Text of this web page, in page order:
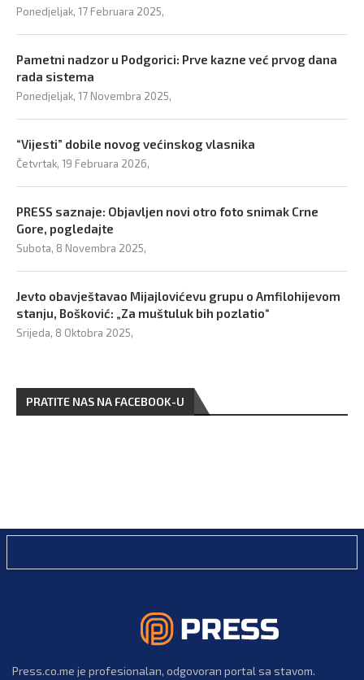
Ponedjeljak, 17 Februara 2025,
Pametni nadzor u Podgorici: Prve kazne već prvog dana
rada sistema
Ponedjeljak, 17 Novembra 2025,
“Vijesti” dobile novog većinskog vlasnika
Četvrtak, 19 Februara 2026,
PRESS saznaje: Objavljen novi otro foto snimak Crne
Gore, pogledajte
Subota, 8 Novembra 2025,
Jevto obavještavao Mijajlovićevu grupu o Amfilohijevom
stanju, Bošković: „Za muštuluk bih pozlatio“
Srijeda, 8 Oktobra 2025,
PRATITE NAS NA FACEBOOK-U
Press.co.me je profesionalan, odgovoran portal sa stavom.